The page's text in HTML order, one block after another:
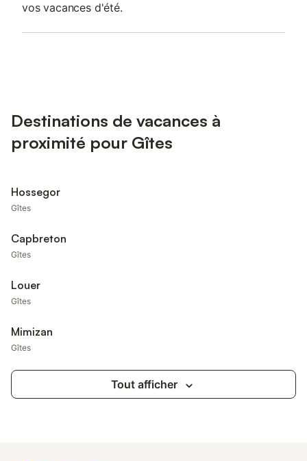
vos vacances d'été.
Destinations de vacances à
proximité pour Gîtes
Hossegor
Gîtes
Capbreton
Gîtes
Louer
Gîtes
Mimizan
Gîtes
Tout afficher